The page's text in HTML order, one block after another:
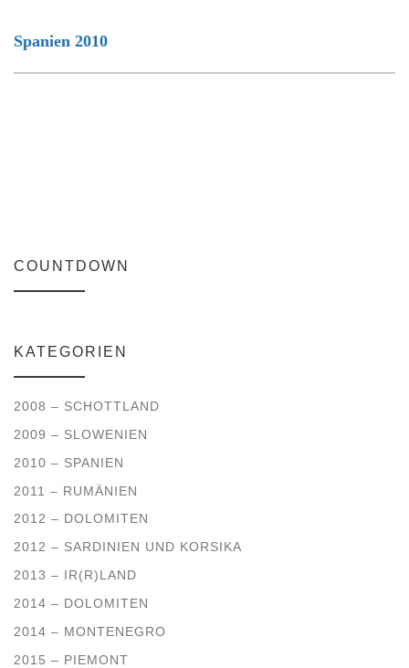
Spanien 2010
COUNTDOWN
KATEGORIEN
2008 – SCHOTTLAND
2009 – SLOWENIEN
2010 – SPANIEN
2011 – RUMÄNIEN
2012 – DOLOMITEN
2012 – SARDINIEN UND KORSIKA
2013 – IR(R)LAND
2014 – DOLOMITEN
2014 – MONTENEGRO
2015 – PIEMONT